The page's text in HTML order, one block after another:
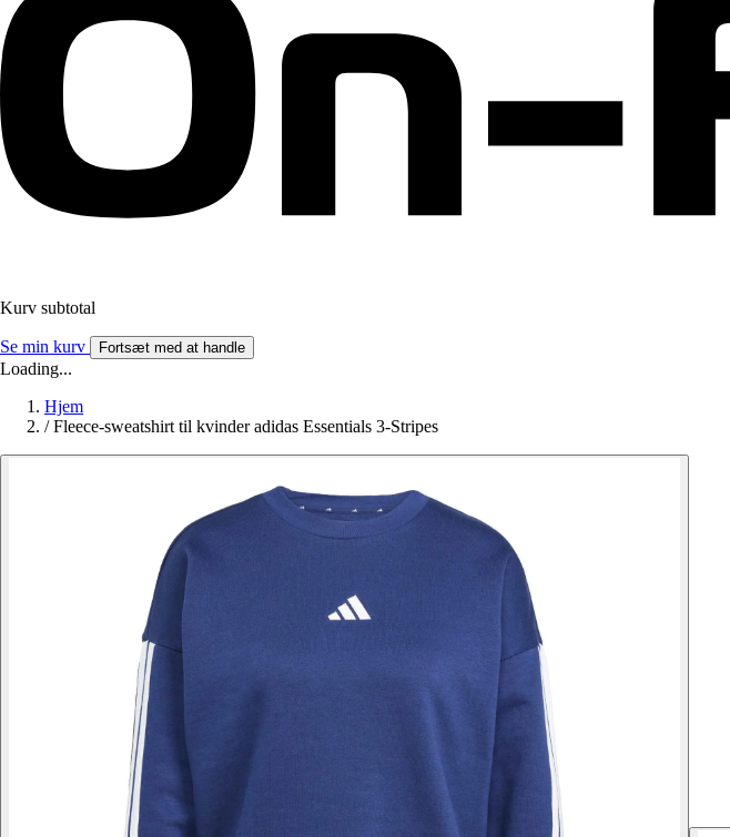
Kurv subtotal
Se min kurv Fortsæt med at handle
Loading...
Hjem
/ Fleece-sweatshirt til kvinder adidas Essentials 3-Stripes